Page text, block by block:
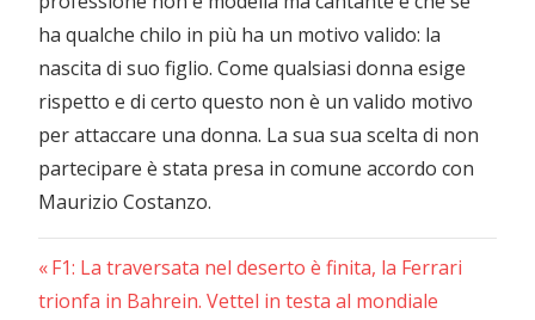
ha qualche chilo in più ha un motivo valido: la
nascita di suo figlio. Come qualsiasi donna esige
rispetto e di certo questo non è un valido motivo
per attaccare una donna. La sua sua scelta di non
partecipare è stata presa in comune accordo con
Maurizio Costanzo.
Navigazione
Previous
Post:
F1: La traversata nel deserto è finita, la Ferrari
trionfa in Bahrein. Vettel in testa al mondiale